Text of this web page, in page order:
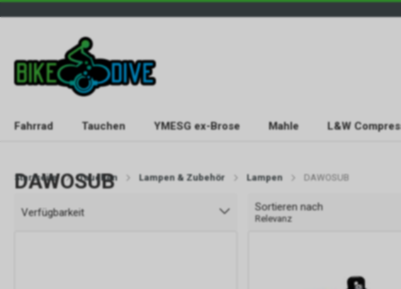
Fahrrad Tauchen YMESG ex-Brose Mahle L&W
Startseite Tauchen Lampen & Zubehör Lampen DAWOSUB
DAWOSUB
Verfügbarkeit Sortieren nach
Relevanz